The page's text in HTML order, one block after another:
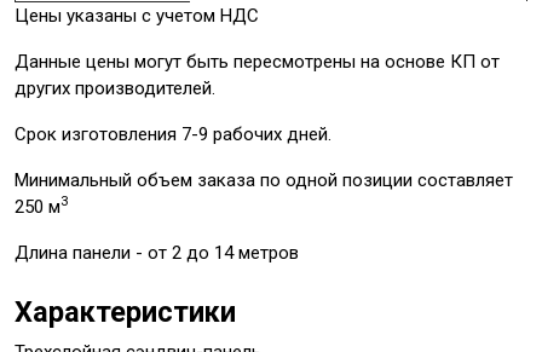
Цены указаны с учетом НДС
Данные цены могут быть пересмотрены на основе КП от
других производителей.
Срок изготовления 7-9 рабочих дней.
Минимальный объем заказа по одной позиции составляет
250 м3
Длина панели - от 2 до 14 метров
Характеристики